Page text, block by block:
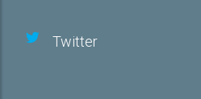
Twitter